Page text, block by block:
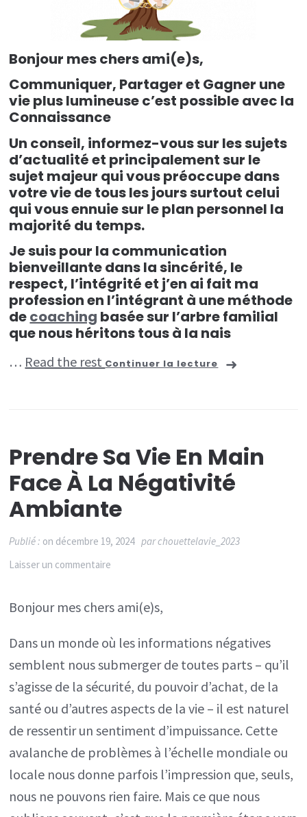
Bonjour mes chers ami(e)s,
Communiquer, Partager et Gagner une
vie plus lumineuse c’est possible avec la
Connaissance
Un conseil, informez-vous sur les sujets
d’actualité et principalement sur le
sujet majeur qui vous préoccupe dans
votre vie de tous les jours surtout celui
qui vous ennuie sur le plan personnel la
majorité du temps.
Je suis pour la communication
bienveillante dans la sincérité, le
respect, l’intégrité et j’en ai fait ma
profession en l’intégrant à une méthode
decoaching basée sur l’arbre familial
que nous héritons tous à la nais
… Read the rest Continuer la lecture
Prendre Sa Vie En Main
Face À La Négativité
Ambiante
Publié : on décembre 19, 2024 parchouettelavie_2023
Laisser un commentaire
sa
en
main
face
à
la
négativité
ambiante
Bonjour mes chers ami(e)s,
Dans un monde où les informations négatives
semblent nous submerger de toutes parts – qu’il
s’agisse de la sécurité, du pouvoir d’achat, de la
santé ou d’autres aspects de la vie – il est naturel
de ressentir un sentiment d’impuissance. Cette
avalanche de problèmes à l’échelle mondiale ou
locale nous donne parfois l’impression que, seuls,
nous ne pouvons rien faire. Mais ce que nous